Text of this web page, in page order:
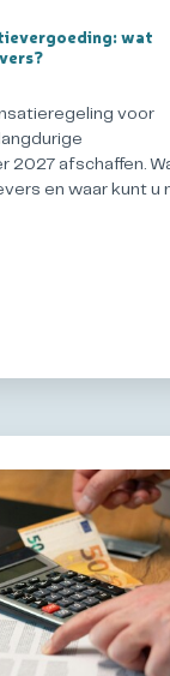
wat
voor
2027 afschaffen.
en waar kunt u